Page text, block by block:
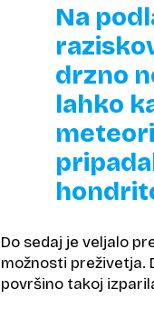
Na
drzno
lahko
Do sedaj je veljalo
možnosti preživetja.
površino takoj